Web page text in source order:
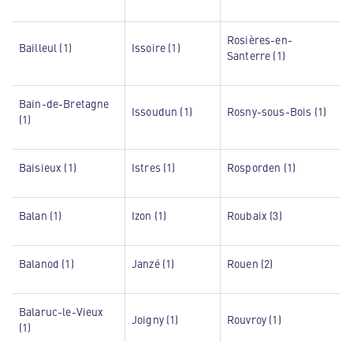
Bailleul (1) Issoire (1)
Rosières-en-
Santerre (1)
Bain-de-Bretagne
(1)
Issoudun (1) Rosny-sous-Bois (1)
Baisieux (1) Istres (1) Rosporden (1)
Balan (1) Izon (1) Roubaix (3)
Balanod (1) Janzé (1) Rouen (2)
Balaruc-le-Vieux
(1)
Joigny (1) Rouvroy (1)